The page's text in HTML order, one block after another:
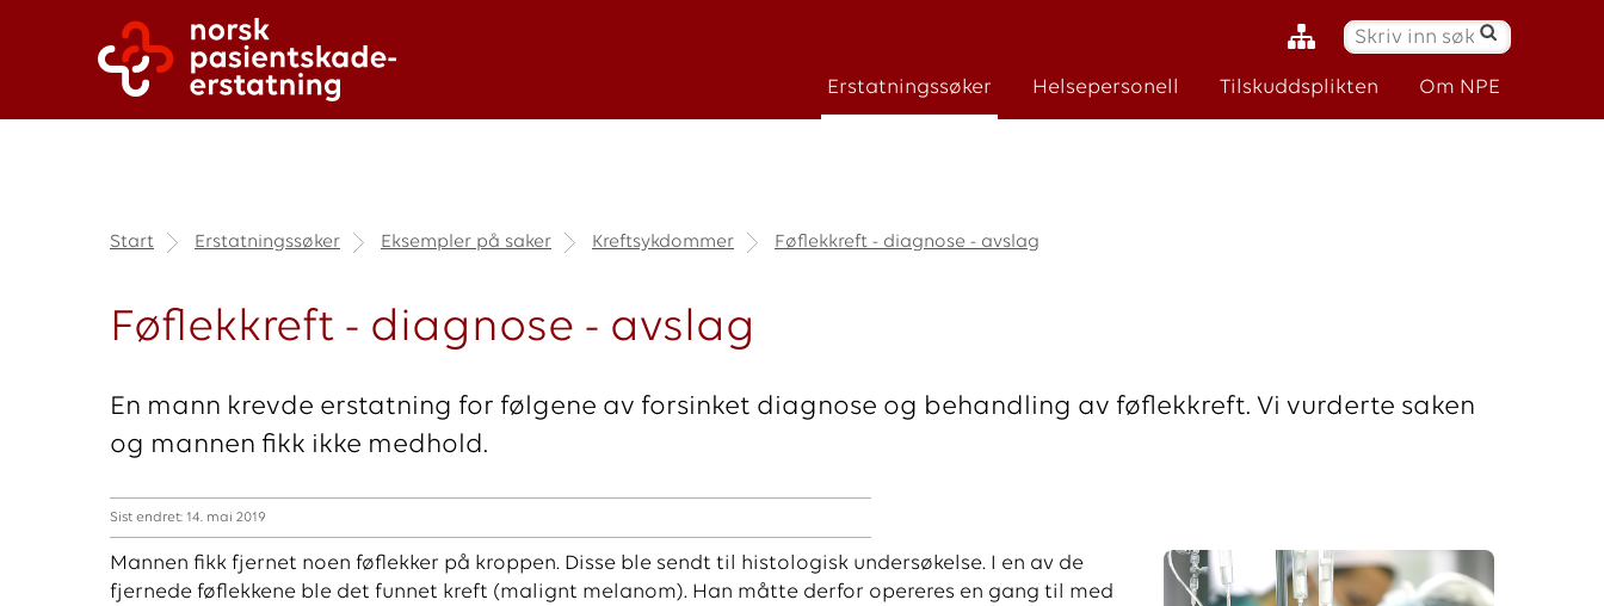
S
k
:
Erstatningssøker Helsepersonell Tilskuddsplikten Om NPE
Start Erstatningssøker Eksempler på saker Kreftsykdommer Føflekkreft - diagnose - avslag
Føflekkreft - diagnose - avslag
En mann krevde erstatning for følgene av forsinket diagnose og behandling av føflekkreft. Vi vurderte saken
og mannen fikk ikke medhold.
Sist endret: 14. mai 2019
Mannen fikk fjernet noen føflekker på kroppen. Disse ble sendt til histologisk undersøkelse. I en av de
fjernede føflekkene ble det funnet kreft (malignt melanom). Han måtte derfor opereres en gang til med